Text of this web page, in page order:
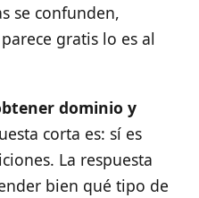
se confunden,
gratis lo es al
dominio y
corta es: sí es
La respuesta
bien qué tipo de